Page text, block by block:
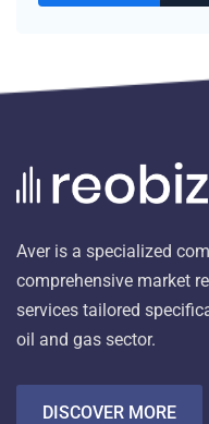
Aver is a specialized
comprehensive market
services tailored
oil and gas sector.
DISCOVER MORE